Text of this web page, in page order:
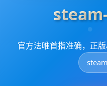
官方法唯首指准确，正
steam